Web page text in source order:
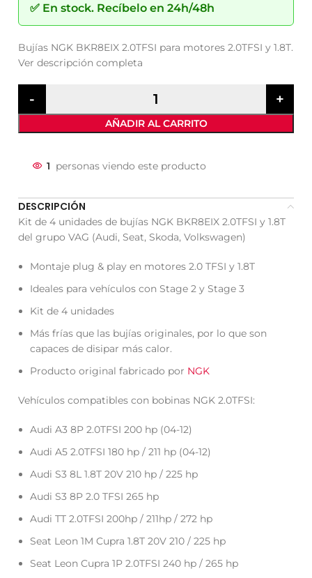
✅ En stock. Recíbelo en 24h/48h
Bujías NGK BKR8EIX 2.0TFSI para motores 2.0TFSI y 1.8T.
Ver descripción completa
AÑADIR AL CARRITO
1 personas viendo este producto
DESCRIPCIÓN
Kit de 4 unidades de bujías NGK BKR8EIX 2.0TFSI y 1.8T
del grupo VAG (Audi, Seat, Skoda, Volkswagen)
Montaje plug & play en motores 2.0 TFSI y 1.8T
Ideales para vehículos con Stage 2 y Stage 3
Kit de 4 unidades
Más frías que las bujías originales, por lo que son
capaces de disipar más calor.
Producto original fabricado por NGK
Vehículos compatibles con bobinas NGK 2.0TFSI:
Audi A3 8P 2.0TFSI 200 hp (04-12)
Audi A5 2.0TFSI 180 hp / 211 hp (04-12)
Audi S3 8L 1.8T 20V 210 hp / 225 hp
Audi S3 8P 2.0 TFSI 265 hp
Audi TT 2.0TFSI 200hp / 211hp / 272 hp
Seat Leon 1M Cupra 1.8T 20V 210 / 225 hp
Seat Leon Cupra 1P 2.0TFSI 240 hp / 265 hp